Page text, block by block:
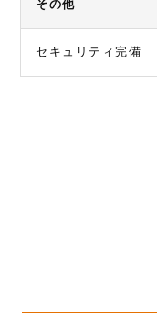
その他
セキュリティ完備